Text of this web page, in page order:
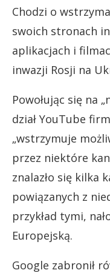
Chodzi o
swoich stronach
aplikacjach i
inwazji Rosji na
Powołując się na
dział YouTube
„wstrzymuje
przez niektóre
znalazło się kilka
powiązanych z
przykład tymi,
Europejską.
Google zabronił